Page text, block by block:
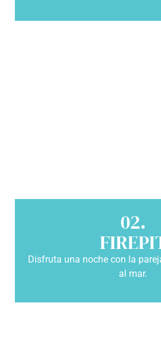
02.
Disfruta una noche con la
al mar.